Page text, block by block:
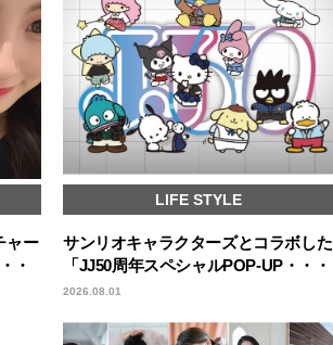
ャー
・
LIFE STYLE
サンリオキャラクターズとコラボした
「JJ50周年スペシャルPOP-UP・・・
2026.08.01